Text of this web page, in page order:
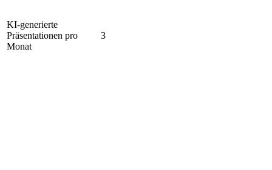
KI-generierte
Präsentationen pro
Monat
3